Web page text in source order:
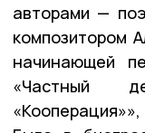
авторами —
композитором
начинающей
«Частный